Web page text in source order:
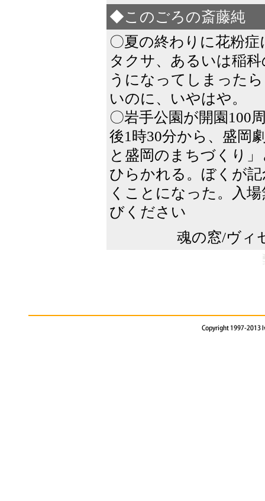
◆このごろの斎藤純
〇夏の終わりに花粉
タクサ、あるいは稲
うになってしまった
いのに、いやはや。
〇岩手公園が開園100
後1時30分から、盛岡
と盛岡のまちづくり
ひらかれる。ぼくが
くことになった。入
びください
魂の窓/ヴィ